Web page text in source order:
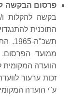
פרסום הבקשה
בקשה להקלות
ממועד הפרסום.
הוועדה המקומית
זכות ערעור
ע"י הועדה